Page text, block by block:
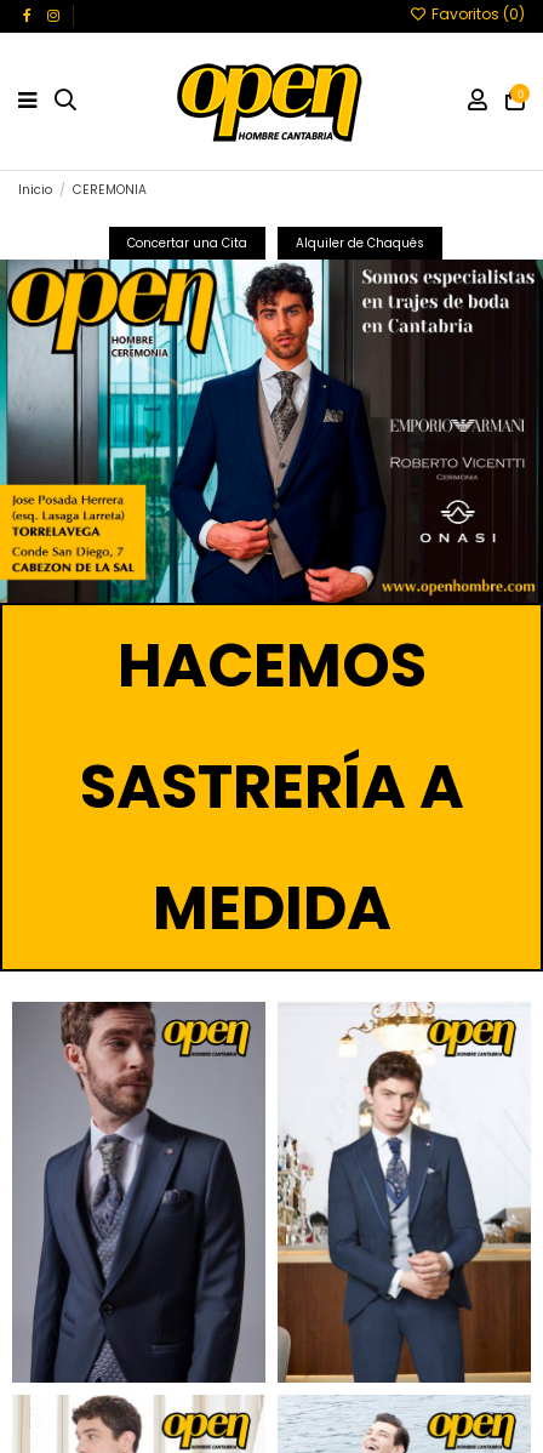
Favoritos (0)
0
Inicio CEREMONIA
Concertar una Cita Alquiler de Chaqués
HACEMOS
SASTRERÍA A
MEDIDA